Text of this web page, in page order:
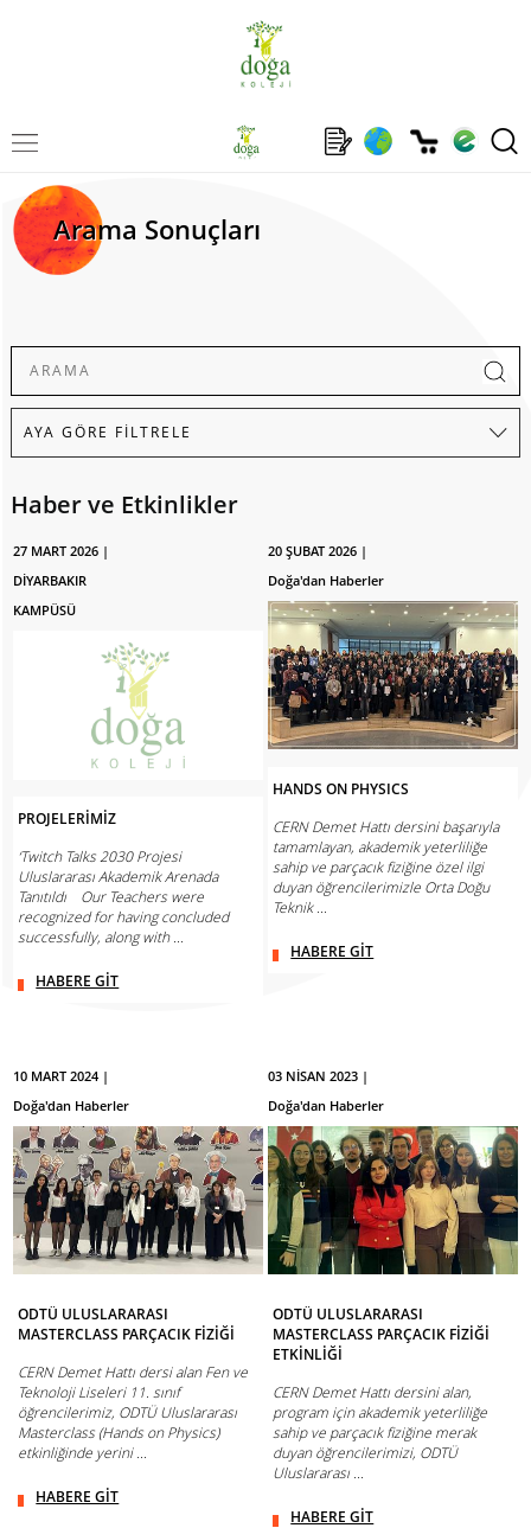
Arama Sonuçları
Haber ve Etkinlikler
27 MART 2026 |
DİYARBAKIR
KAMPÜSÜ
PROJELERİMİZ
‘Twitch Talks 2030 Projesi
Uluslararası Akademik Arenada
Tanıtıldı Our Teachers were
recognized for having concluded
successfully, along with ...
HABERE GİT
20 ŞUBAT 2026 |
Doğa'dan Haberler
HANDS ON PHYSICS
CERN Demet Hattı dersini başarıyla
tamamlayan, akademik yeterliliğe
sahip ve parçacık fiziğine özel ilgi
duyan öğrencilerimizle Orta Doğu
Teknik ...
HABERE GİT
10 MART 2024 |
Doğa'dan Haberler
ODTÜ ULUSLARARASI
MASTERCLASS PARÇACIK FİZİĞİ
CERN Demet Hattı dersi alan Fen ve
Teknoloji Liseleri 11. sınıf
öğrencilerimiz, ODTÜ Uluslararası
Masterclass (Hands on Physics)
etkinliğinde yerini ...
HABERE GİT
03 NİSAN 2023 |
Doğa'dan Haberler
ODTÜ ULUSLARARASI
MASTERCLASS PARÇACIK FİZİĞİ
ETKİNLİĞİ
CERN Demet Hattı dersini alan,
program için akademik yeterliliğe
sahip ve parçacık fiziğine merak
duyan öğrencilerimizi, ODTÜ
Uluslararası ...
HABERE GİT